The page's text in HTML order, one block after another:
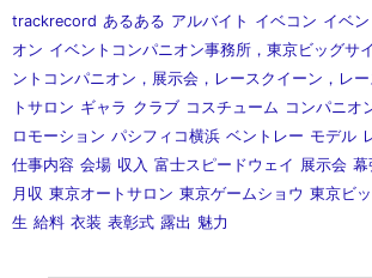
trackrecord あるある アルバイト イベコン イベン
オン イベントコンパニオン事務所，東京ビッグサ
ントコンパニオン，展示会，レースクイーン，レ
トサロン ギャラ クラブ コスチューム コンパニオ
ロモーション パシフィコ横浜 ベントレー モデル
仕事内容 会場 収入 富士スピードウェイ 展示会 幕
月収 東京オートサロン 東京ゲームショウ 東京ビ
生 給料 衣装 表彰式 露出 魅力